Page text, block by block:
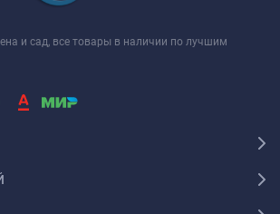
и сад, все товары в наличии по лучшим